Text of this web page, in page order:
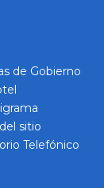
de Gobierno
sitio
Telefónico